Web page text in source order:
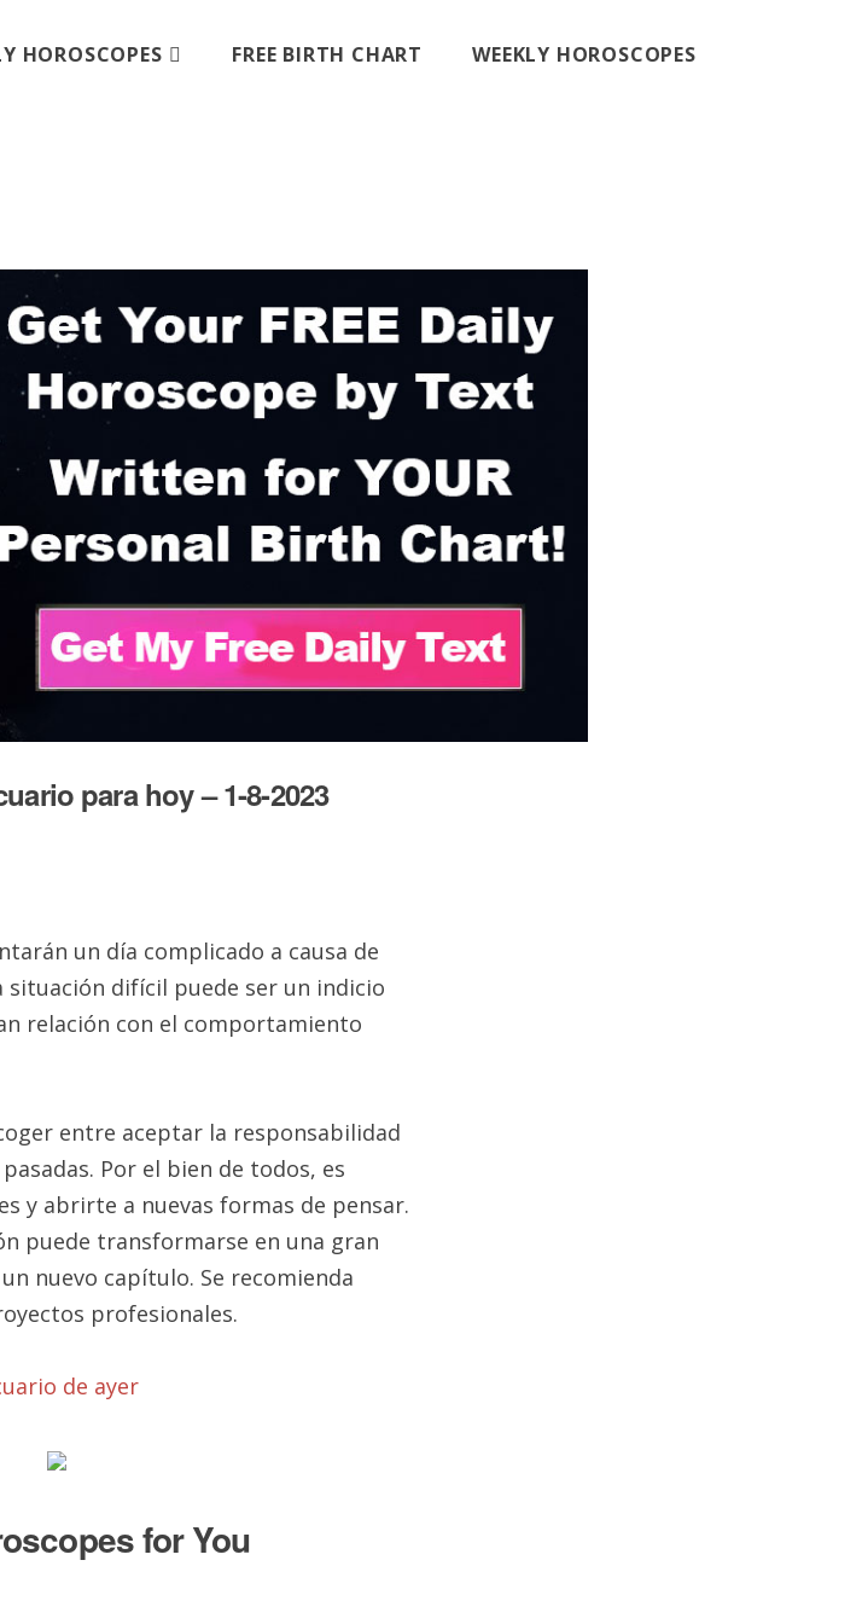
HOROSCOPES FREE BIRTH CHART WEEKLY HOROSCOPES
para hoy – 1-8-2023
un día complicado a causa de
situación difícil puede ser un indicio
relación con el comportamiento
entre aceptar la responsabilidad
Por el bien de todos, es
y abrirte a nuevas formas de pensar.
puede transformarse en una gran
nuevo capítulo. Se recomienda
profesionales.
de ayer
for You